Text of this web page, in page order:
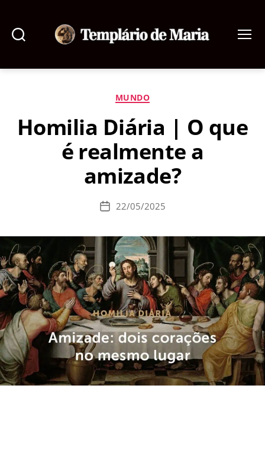
de
Categorias
MUNDO
Homilia Diária | O que
é realmente a
amizade?
Data22/05/2025